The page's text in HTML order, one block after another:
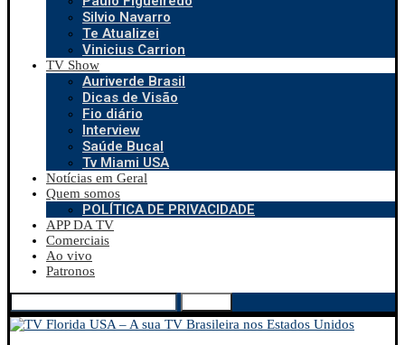
Silvio Navarro
Te Atualizei
Vinicius Carrion
TV Show
Auriverde Brasil
Dicas de Visão
Fio diário
Interview
Saúde Bucal
Tv Miami USA
Notícias em Geral
Quem somos
POLÍTICA DE PRIVACIDADE
APP DA TV
Comerciais
Ao vivo
Patronos